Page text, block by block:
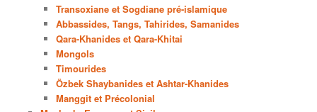
Transoxiane et Sogdiane pré-islamique
Abbassides, Tangs, Tahirides, Samanides
Qara-Khanides et Qara-Khitai
Mongols
Timourides
Özbek Shaybanides et Ashtar-Khanides
Manggit et Précolonial